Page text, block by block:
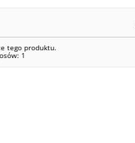
tego produktu.
1